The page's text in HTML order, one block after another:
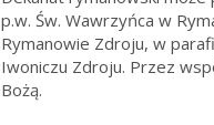
p.w. Św. Wawrzyńca w
Rymanowie Zdroju, w
Iwoniczu Zdroju. Przez
Bożą.